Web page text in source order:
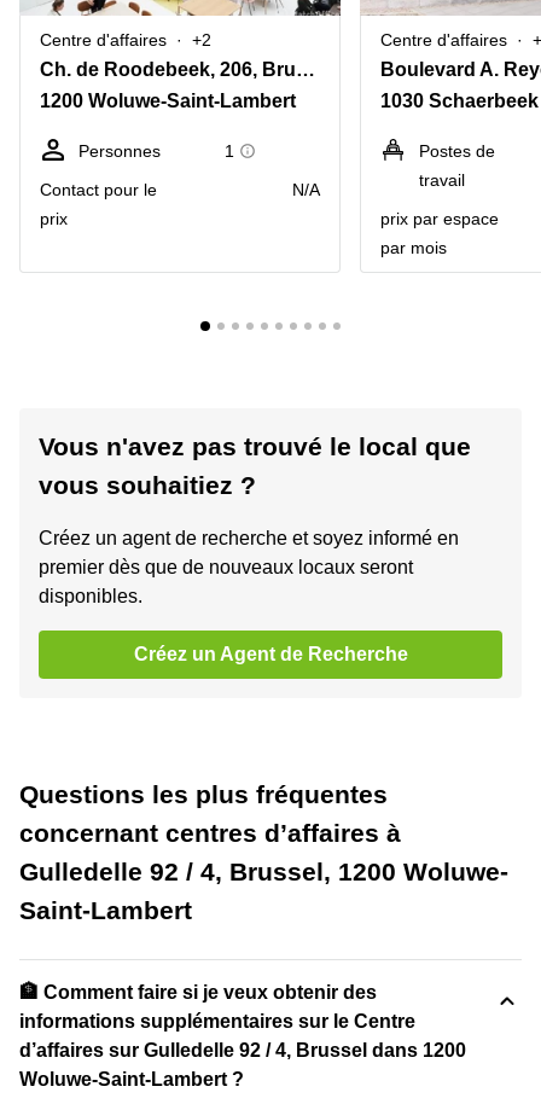
Centre d'affaires +2
Ch. de Roodebeek, 206, Bruxelles
1200 Woluwe-Saint-Lambert
Personnes
1
Contact pour le
prix
N/A
Centre d'affaires
Boulevard A.
1030 Schaerbeek
Postes de
travail
prix par espace
par mois
Vous n'avez pas trouvé le local que
vous souhaitiez ?
Créez un agent de recherche et soyez informé en
premier dès que de nouveaux locaux seront
disponibles.
Créez un Agent de Recherche
Questions les plus fréquentes
concernant centres d’affaires à
Gulledelle 92 / 4, Brussel, 1200 Woluwe-
Saint-Lambert
🏦 Comment faire si je veux obtenir des
informations supplémentaires sur le Centre
d’affaires sur Gulledelle 92 / 4, Brussel dans 1200
Woluwe-Saint-Lambert ?